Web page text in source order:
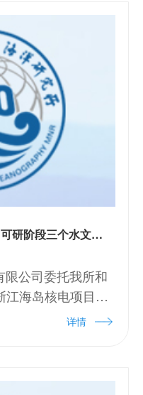
我所承担的浙江海岛核电项目可研阶段三个水文专题通过评审
公司委托我所和
海岛核电项目18
张有序推进，由工
详情